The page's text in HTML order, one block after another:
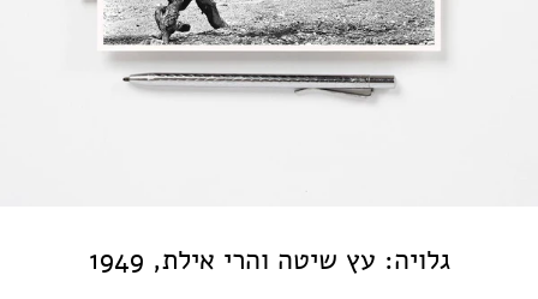
גלויה: עץ שיטה והרי אילת, 1949